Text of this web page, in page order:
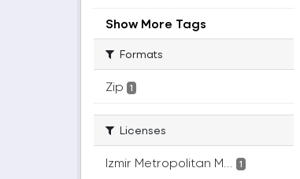
Show More Tags
Formats
Zip 1
Licenses
Izmir Metropolitan M... 1